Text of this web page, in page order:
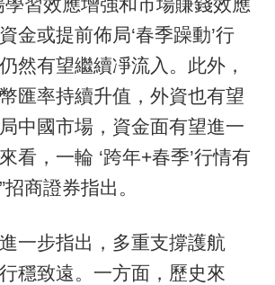
金或提前佈局‘春季躁動’行
然有望繼續凈流入。此外，
匯率持續升值，外資也有望
中國市場，資金面有望進一
看，一輪 ‘跨年+春季’行情有
商證券指出。
步指出，多重支撐護航
穩致遠。一方面，歷史來